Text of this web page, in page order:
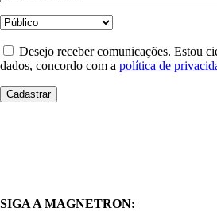
Desejo receber comunicações. Estou
dados, concordo com a política de
SIGA A MAGNETRON: